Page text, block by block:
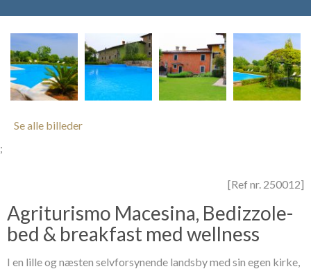
Se alle billeder
;
[Ref nr. 250012]
Agriturismo Macesina, Bedizzole-
bed & breakfast med wellness
I en lille og næsten selvforsynende landsby med sin egen kirke,